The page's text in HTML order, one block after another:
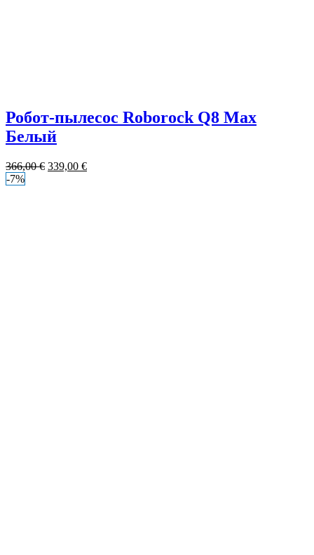
Робот-пылесос Roborock Q8 Max
Белый
366,00€ 339,00 €
-7%